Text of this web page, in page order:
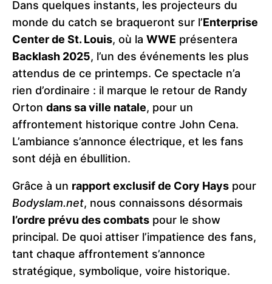
Dans quelques instants, les projecteurs du
monde du catch se braqueront sur l’Enterprise
Center de St. Louis, où la WWE présentera
Backlash 2025, l’un des événements les plus
attendus de ce printemps. Ce spectacle n’a
rien d’ordinaire : il marque le retour de Randy
Orton dans sa ville natale, pour un
affrontement historique contre John Cena.
L’ambiance s’annonce électrique, et les fans
sont déjà en ébullition.
Grâce à un rapport exclusif de Cory Hays pour
Bodyslam.net, nous connaissons désormais
l’ordre prévu des combats pour le show
principal. De quoi attiser l’impatience des fans,
tant chaque affrontement s’annonce
stratégique, symbolique, voire historique.